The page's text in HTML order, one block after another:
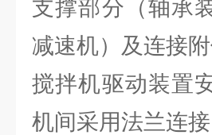
支撑部分（轴承
减速机）及连接附
搅拌机驱动装置
机间采用法兰连